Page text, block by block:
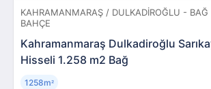
KAHRAMANMARAŞ / DULKADIROĞLU - BAĞ
BAHÇE
Kahramanmaraş Dulkadiroğlu
Hisseli 1.258 m2 Bağ
1258m²